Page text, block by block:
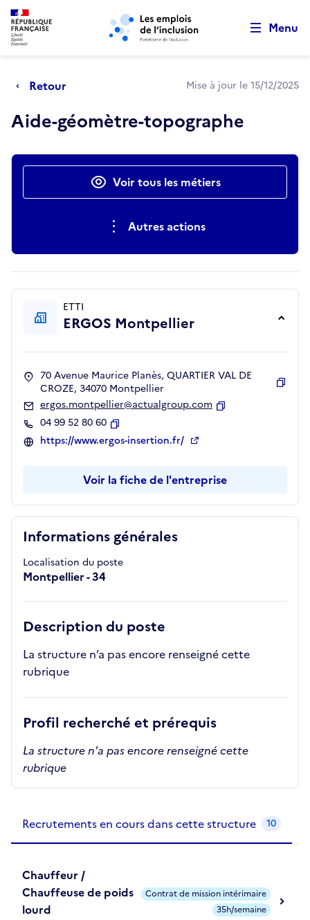
Aller au menu principal Aller au contenu principal
Menu
Retour Mise à jour le 15/12/2025
Aide-géomètre-topographe
Actions rapidesVoir tous les métiers
Autres actions
Informations générales
Localisation du poste
Montpellier - 34
Description du poste
La structure n’a pas encore renseigné cette
rubrique
Profil recherché et prérequis
La structure n'a pas encore renseigné cette
rubrique
ETTI
ERGOS Montpellier
70 Avenue Maurice Planès, QUARTIER VAL DE
CROZE, 34070 Montpellier
ergos.montpellier@actualgroup.com
04 99 52 80 60
Copier
https://www.ergos-insertion.fr/
Voir la fiche de l'entreprise
Recrutements en cours dans cette structure 10
Chauffeur /
Chauffeuse de poids
lourd
Contrat de mission intérimaire
35h/semaine
Retour au début de la page
Panneau de gestion des cookies